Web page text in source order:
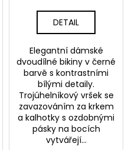
DETAIL
Elegantní dámské
dvoudílné bikiny v černé
barvě s kontrastními
bílými detaily.
Trojúhelníkový vršek se
zavazováním za krkem
a kalhotky s ozdobnými
pásky na bocích
vytvářejí...